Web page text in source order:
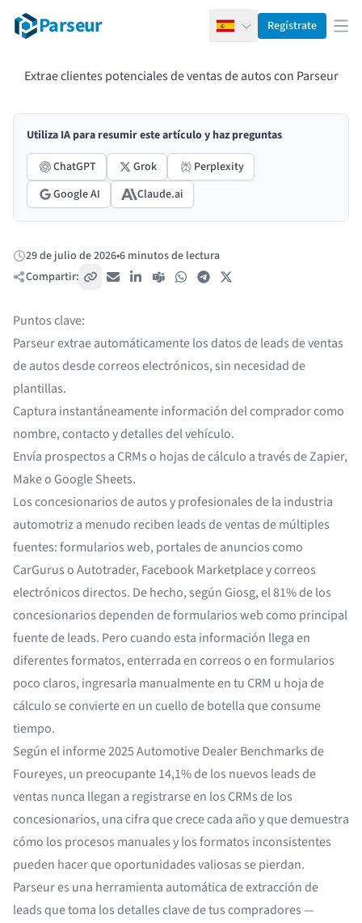
Parseur EspañolRegístrate
Extrae clientes potenciales de ventas de autos con Parseur
Utiliza IA para resumir este artículo y haz preguntas
ChatGPT
Grok
Perplexity
Google AI
Claude.ai
Publicado:
29 de julio de 2026•6 minutos de lectura
Compartir:
Copiar enlace
Correo electrónico
LinkedIn
Teams WhatsAppTelegram
Puntos clave:
Parseur extrae automáticamente los datos de leads de ventas
de autos desde correos electrónicos, sin necesidad de
plantillas.
Captura instantáneamente información del comprador como
nombre, contacto y detalles del vehículo.
Envía prospectos a CRMs o hojas de cálculo a través de Zapier,
Make o Google Sheets.
Los concesionarios de autos y profesionales de la industria
automotriz a menudo reciben leads de ventas de múltiples
fuentes: formularios web, portales de anuncios como
CarGurus o Autotrader, Facebook Marketplace y correos
electrónicos directos. De hecho, según Giosg,el 81% de los
concesionariosdependen de formularios web como principal
fuente de leads. Pero cuando esta información llega en
diferentes formatos, enterrada en correos o en formularios
poco claros, ingresarla manualmente en tu CRM u hoja de
cálculo se convierte en un cuello de botella que consume
tiempo.
Según el informe 2025 Automotive Dealer Benchmarks de
Foureyes, un preocupante14,1% de los nuevos leads de
ventas nunca llegan a registrarse en los CRMs de los
concesionarios, una cifra que crece cada año y que demuestra
cómo los procesos manuales y los formatos inconsistentes
pueden hacer que oportunidades valiosas se pierdan.
Parseur es una herramienta automática de extracción de
leads que toma los detalles clave de tus compradores —